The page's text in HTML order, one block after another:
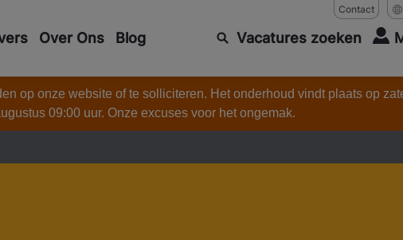
Contact
Over Ons Blog Vacatures zoeken
op onze website of te solliciteren. Het onderhoud vindt plaats op
09:00 uur. Onze excuses voor het ongemak.